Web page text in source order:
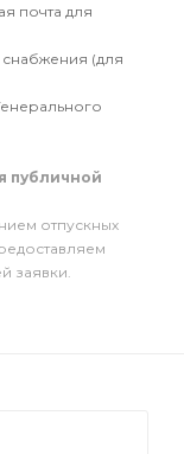
почта для
снабжения (для
публичной
отпускных
заявки.